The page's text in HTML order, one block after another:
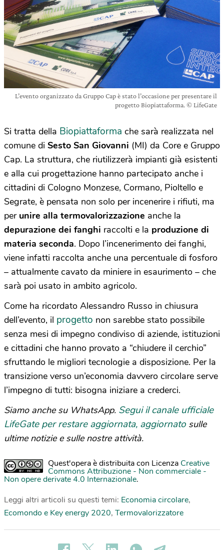
L’evento organizzato da Gruppo Cap è stato l’occasione per presentare il
progetto Biopiattaforma. © LifeGate
Si tratta della Biopiattaforma che sarà realizzata nel
comune di Sesto San Giovanni (MI) da Core e Gruppo
Cap. La struttura, che riutilizzerà impianti già esistenti
e alla cui progettazione hanno partecipato anche i
cittadini di Cologno Monzese, Cormano, Pioltello e
Segrate, è pensata non solo per incenerire i rifiuti, ma
per unire alla termovalorizzazione anche la
depurazione dei fanghi raccolti e la produzione di
materia seconda. Dopo l’incenerimento dei fanghi,
viene infatti raccolta anche una percentuale di fosforo
– attualmente cavato da miniere in esaurimento – che
sarà poi usato in ambito agricolo.
Come ha ricordato Alessandro Russo in chiusura
dell’evento, il progetto non sarebbe stato possibile
senza mesi di impegno condiviso di aziende, istituzioni
e cittadini che hanno provato a “chiudere il cerchio”
sfruttando le migliori tecnologie a disposizione. Per la
transizione verso un’economia davvero circolare serve
l’impegno di tutti: bisogna iniziare a crederci.
Siamo anche su WhatsApp. Segui il canale ufficiale
LifeGate per restare aggiornata, aggiornato sulle
ultime notizie e sulle nostre attività.
Quest'opera è distribuita con Licenza Creative
Commons Attribuzione - Non commerciale -
Non opere derivate 4.0 Internazionale.
Leggi altri articoli su questi temi: Economia circolare,
Ecomondo e Key energy 2020, Termovalorizzatore